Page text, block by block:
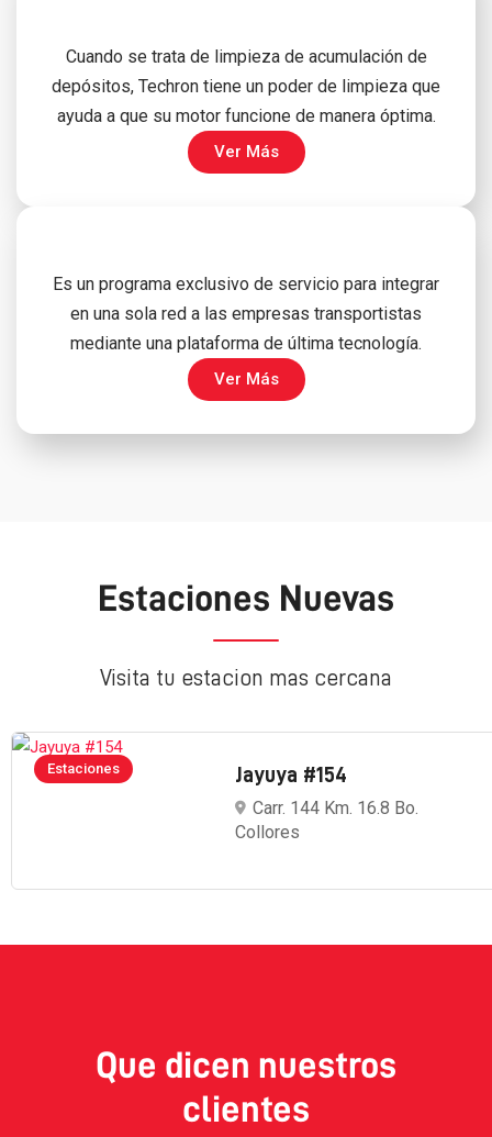
Cuando se trata de limpieza de acumulación de
depósitos, Techron tiene un poder de limpieza que
ayuda a que su motor funcione de manera óptima.
Ver Más
Es un programa exclusivo de servicio para integrar
en una sola red a las empresas transportistas
mediante una plataforma de última tecnología.
Ver Más
Estaciones Nuevas
Visita tu estacion mas cercana
Estaciones Jayuya #154
Carr. 144 Km. 16.8 Bo.
Collores
Que dicen nuestros
clientes